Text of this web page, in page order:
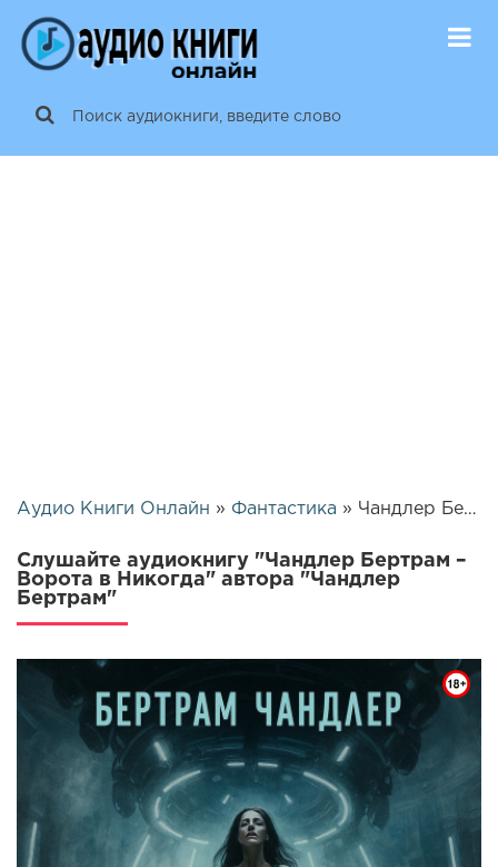
Аудио Книги Онлайн » Фантастика » Чандлер Бертрам – Ворота в Никогда | 26149
Слушайте аудиокнигу "Чандлер Бертрам –
Ворота в Никогда" автора "Чандлер
Бертрам"